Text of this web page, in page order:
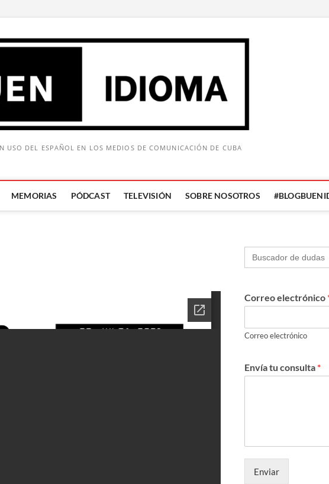
USO DEL ESPAÑOL EN LOS MEDIOS DE COMUNICACIÓN DE CUBA
MEMORIAS PÓDCAST TELEVISIÓN SOBRE NOSOTROS
Buscar:
Buscar:
Correo electrónico
Correo electrónico
Envía tu consulta *
Enviar